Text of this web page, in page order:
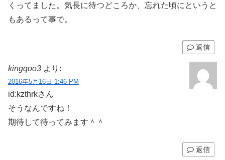
くってました。気長に待つどころか、忘れた頃にというと
もあるって事で。
返信
kingqoo3 より:
2016年5月16日 1:46 PM
id:kzthrkさん
そうなんですね！
期待して待ってみます＾＾
返信